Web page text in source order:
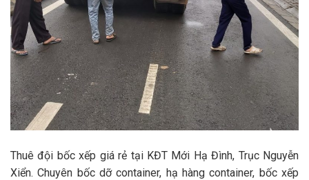
Thuê đội bốc xếp giá rẻ tại KĐT Mới Hạ Đình, Trục Nguyễn
Xiển. Chuyên bốc dỡ container, hạ hàng container, bốc xếp